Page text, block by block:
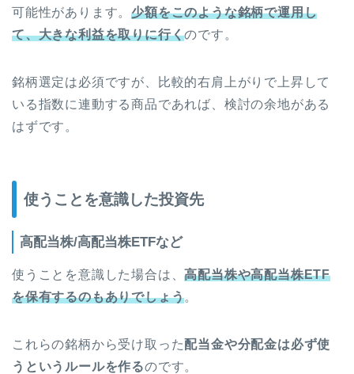
可能性があります。少額をこのような銘柄で運用し
て、大きな利益を取りに行くのです。
銘柄選定は必須ですが、比較的右肩上がりで上昇して
いる指数に連動する商品であれば、検討の余地がある
はずです。
使うことを意識した投資先
高配当株/高配当株ETFなど
使うことを意識した場合は、高配当株や高配当株ETF
を保有するのもありでしょう。
これらの銘柄から受け取った配当金や分配金は必ず使
うというルールを作るのです。